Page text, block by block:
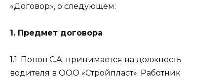
«Договор», о следующем:
1. Предмет договора
1.1. Попов С.А. принимается на должность
водителя в ООО «Стройпласт». Работник